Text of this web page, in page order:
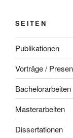
SEITEN
Publikationen
Vorträge /
Bachelorarbeiten
Masterarbeiten
Dissertationen